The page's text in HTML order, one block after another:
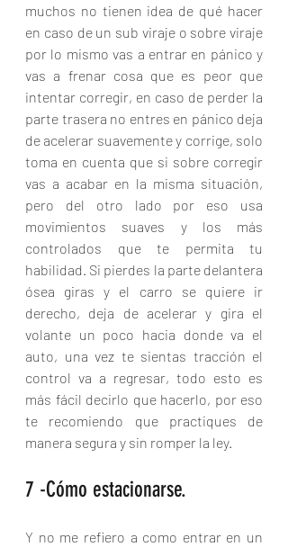
muchos no tienen idea de qué hacer
en caso de un sub viraje o sobre viraje
por lo mismo vas a entrar en pánico y
vas a frenar cosa que es peor que
intentar corregir, en caso de perder la
parte trasera no entres en pánico deja
de acelerar suavemente y corrige, solo
toma en cuenta que si sobre corregir
vas a acabar en la misma situación,
pero del otro lado por eso usa
movimientos suaves y los más
controlados que te permita tu
habilidad. Si pierdes la parte delantera
ósea giras y el carro se quiere ir
derecho, deja de acelerar y gira el
volante un poco hacia donde va el
auto, una vez te sientas tracción el
control va a regresar, todo esto es
más fácil decirlo que hacerlo, por eso
te recomiendo que practiques de
manera segura y sin romper la ley.
7 -Cómo estacionarse.
Y no me refiero a como entrar en un